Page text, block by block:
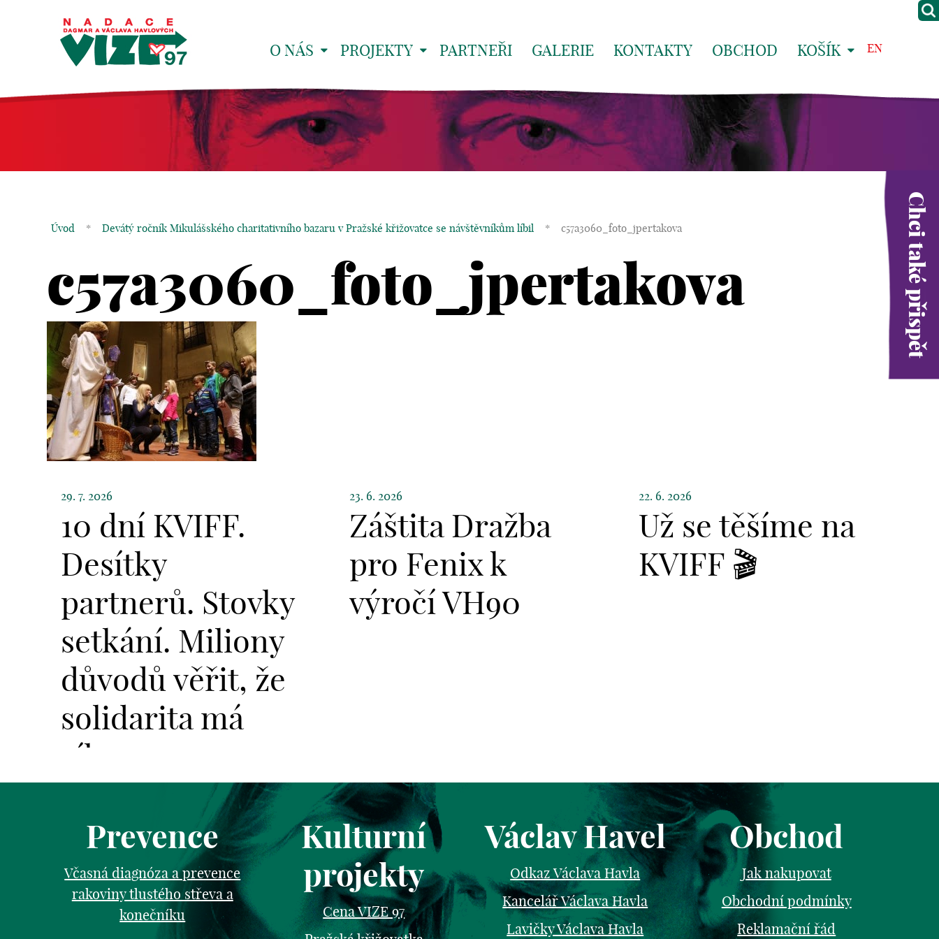
O NÁS PROJEKTY PARTNEŘI GALERIE KONTAKTY OBCHOD KOŠÍK EN
Chci také přispět
Úvod * Devátý ročník Mikulášského charitativního bazaru v Pražské křižovatce se návštěvníkům líbil * c57a3060_foto_jpertakova
c57a3060_foto_jpertakova
29. 7. 2026
10 dní KVIFF.
Desítky
partnerů. Stovky
setkání. Miliony
důvodů věřit, že
solidarita má
sílu.
23. 6. 2026
Záštita Dražba
pro Fenix k
výročí VH90
22. 6. 2026
Už se těšíme na
KVIFF 🎬
Prevence
Včasná diagnóza a prevence
rakoviny tlustého střeva a
konečníku
Kulturní
projekty
Cena VIZE 97
Václav Havel
Odkaz Václava Havla
Kancelář Václava Havla
Lavičky Václava Havla
Obchod
Jak nakupovat
Obchodní podmínky
Reklamační řád